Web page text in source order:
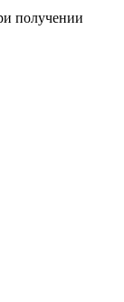
получении